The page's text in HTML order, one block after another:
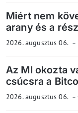
Miért nem
arany és a
2026. augusztus 06.
Az MI okozta
csúcsra a
2026. augusztus 06.